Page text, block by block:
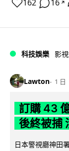
162 16 ↗
科技娛樂 影
Lawton 1 日
訂購 43
後終被捕
日本警視廳神田